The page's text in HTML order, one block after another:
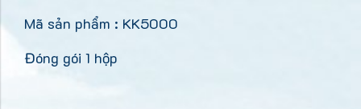
Mã sản phẩm : KK5000
Đóng gói 1 hộp